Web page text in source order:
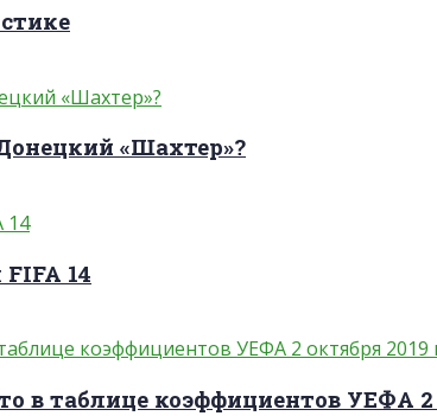
«Шахтер»?
14
в таблице коэффициентов УЕФА 2